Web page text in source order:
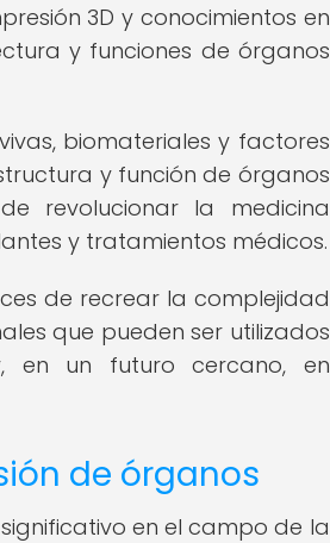
3D y conocimientos en
y funciones de órganos
biomateriales y factores
y función de órganos
revolucionar la medicina
y tratamientos médicos.
de recrear la complejidad
que pueden ser utilizados
en un futuro cercano, en
de órganos
en el campo de la